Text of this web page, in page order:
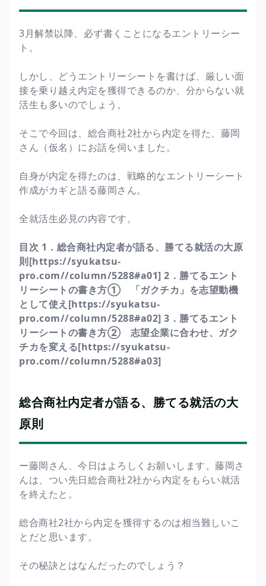
3月解禁以降、必ず書くことになるエントリーシー
ト。
しかし、どうエントリーシートを書けば、厳しい面
接を乗り越え内定を獲得できるのか、分からない就
活生も多いのでしょう。
そこで今回は、総合商社2社から内定を得た、藤岡
さん（仮名）にお話を伺いました。
自身が内定を得たのは、戦略的なエントリーシート
作成がカギと語る藤岡さん。
全就活生必見の内容です。
目次 1．総合商社内定者が語る、勝てる就活の大原
則[https://syukatsu-
pro.com//column/5288#a01] 2．勝てるエント
リーシートの書き方① 「ガクチカ」を志望動機
として使え[https://syukatsu-
pro.com//column/5288#a02] 3．勝てるエント
リーシートの書き方② 志望企業に合わせ、ガク
チカを変える[https://syukatsu-
pro.com//column/5288#a03]
総合商社内定者が語る、勝てる就活の大
原則
ー藤岡さん、今日はよろしくお願いします。藤岡さ
んは、つい先日総合商社2社から内定をもらい就活
を終えたと。
総合商社2社から内定を獲得するのは相当難しいこ
とだと思います。
その秘訣とはなんだったのでしょう？